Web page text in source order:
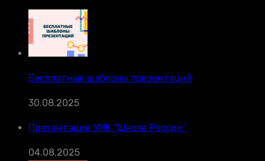
Бесплатные шаблоны презентаций
30.08.2025
Презентация УМК “Школа России”
04.08.2025